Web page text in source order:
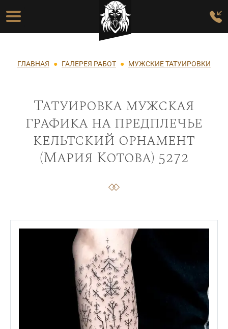
Перейти к основному содержанию
Основная навигация
Строка навигации
ГЛАВНАЯ ГАЛЕРЕЯ РАБОТ МУЖСКИЕ ТАТУИРОВКИ
Татуировка мужская
графика на предплечье
кельтский орнамент
(Мария Котова) 5272